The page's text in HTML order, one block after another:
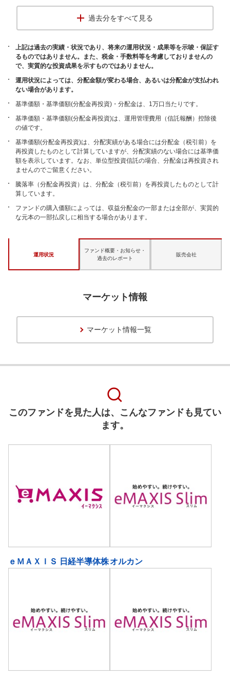
過去分をすべて見る
上記は過去の実績・状況であり、将来の運用状況・成果等を示唆・保証す
るものではありません。また、税金・手数料等を考慮しておりませんの
で、実質的な投資成果を示すものではありません。
運用状況によっては、分配金額が変わる場合、あるいは分配金が支払われ
ない場合があります。
基準価額・基準価額(分配金再投資)・分配金は、1万口当たりです。
基準価額・基準価額(分配金再投資)は、運用管理費用（信託報酬）控除後
の値です。
基準価額(分配金再投資)は、分配実績がある場合には分配金（税引前）を
再投資したものとして計算していますが、分配実績のない場合には基準価
額を表示しています。なお、単位型投資信託の場合、分配金は再投資され
ませんのでご留意ください。
騰落率（分配金再投資）は、分配金（税引前）を再投資したものとして計
算しています。
ファンドの購入価額によっては、収益分配金の一部または全部が、実質的
な元本の一部払戻しに相当する場合があります。
運用状況
ファンド概要・お知らせ・
過去のレポート
販売会社
マーケット情報
マーケット情報一覧
このファンドを見た人は、こんなファンドも見てい
ます。
ｅＭＡＸＩＳ 日経半導体株オルカン